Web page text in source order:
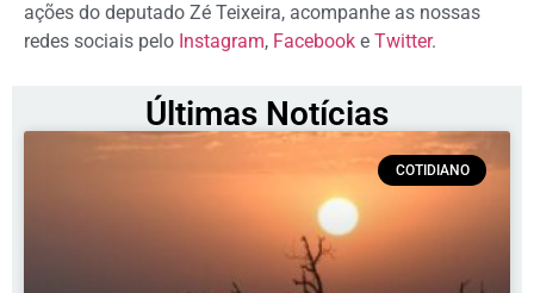
ações do deputado Zé Teixeira, acompanhe as nossas
redes sociais pelo Instagram, Facebook e Twitter.
Últimas Notícias
COTIDIANO